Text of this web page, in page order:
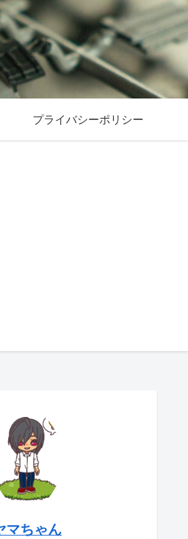
プライバシーポリシー
マちゃん